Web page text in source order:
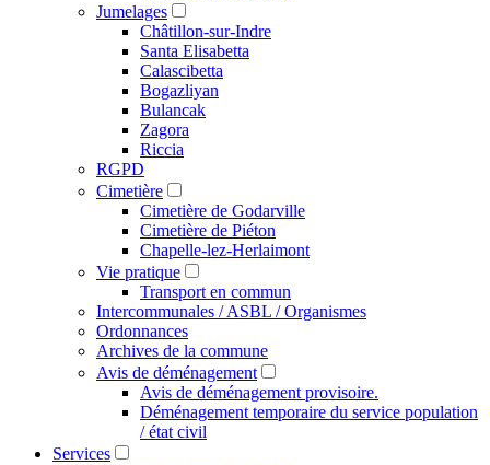
Jumelages
Châtillon-sur-Indre
Santa Elisabetta
Calascibetta
Bogazliyan
Bulancak
Zagora
Riccia
RGPD
Cimetière
Cimetière de Godarville
Cimetière de Piéton
Chapelle-lez-Herlaimont
Vie pratique
Transport en commun
Intercommunales / ASBL / Organismes
Ordonnances
Archives de la commune
Avis de déménagement
Avis de déménagement provisoire.
Déménagement temporaire du service population
/ état civil
Services